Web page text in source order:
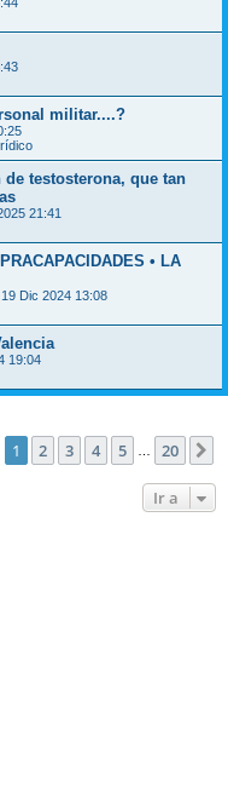
militar....?
testosterona, que tan
21:41
• LA
19 Dic 2024 13:08
19:04
de 20
1 2 3 4 5 20
Ir a